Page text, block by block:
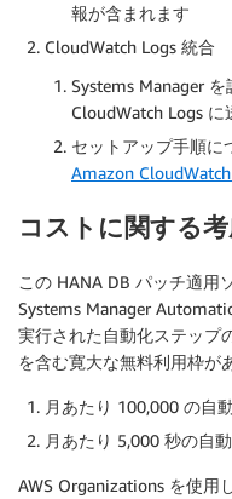
報が含まれます
CloudWatch Logs 統合
Systems Manager
CloudWatch Logs に
セットアップ手順に
Amazon
コストに関する
この HANA DB パッチ適用
Systems Manager
実行された自動化ステップ
を含む寛大な無料利用枠が
月あたり 100,000 の自
月あたり 5,000 秒の自
AWS Organizations を使用